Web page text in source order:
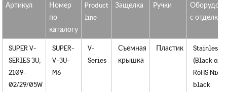
Артикул
Номер
по
каталогу
Product
line
Защелка Ручки
с отделкой
SUPER V-
SERIES 3U,
2109-
02/29/05W
SUPER-
V-3U-
M6
V-
Series
Съемная
крышка
Пластик
Stainless
(Black
RoHS
black